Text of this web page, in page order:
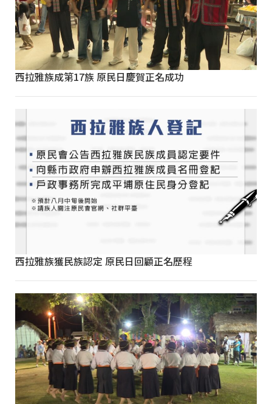
西拉雅族成第17族 原民日慶賀正名成功
西拉雅族獲民族認定 原民日回顧正名歷程